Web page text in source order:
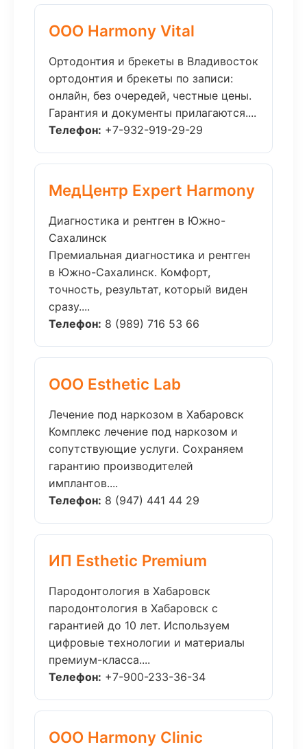
ООО Harmony Vital
Ортодонтия и брекеты в Владивосток
ортодонтия и брекеты по записи:
онлайн, без очередей, честные цены.
Гарантия и документы прилагаются....
Телефон: +7-932-919-29-29
МедЦентр Expert Harmony
Диагностика и рентген в Южно-
Сахалинск
Премиальная диагностика и рентген
в Южно-Сахалинск. Комфорт,
точность, результат, который виден
сразу....
Телефон: 8 (989) 716 53 66
ООО Esthetic Lab
Лечение под наркозом в Хабаровск
Комплекс лечение под наркозом и
сопутствующие услуги. Сохраняем
гарантию производителей
имплантов....
Телефон: 8 (947) 441 44 29
ИП Esthetic Premium
Пародонтология в Хабаровск
пародонтология в Хабаровск с
гарантией до 10 лет. Используем
цифровые технологии и материалы
премиум-класса....
Телефон: +7-900-233-36-34
ООО Harmony Clinic